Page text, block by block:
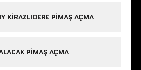
KIRAZLIDERE PIMAŞ AÇMA
PIMAŞ AÇMA